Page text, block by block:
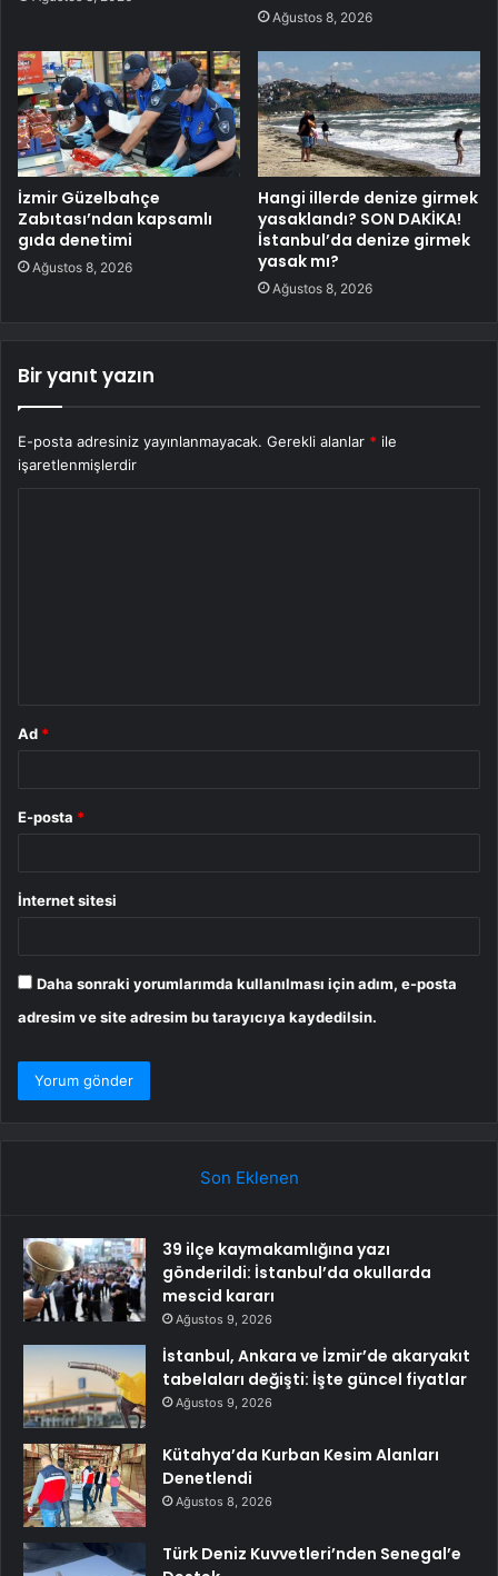
Ağustos 8, 2026
İzmir Güzelbahçe
Zabıtası’ndan kapsamlı
gıda denetimi
Ağustos 8, 2026
Hangi illerde denize girmek
yasaklandı? SON DAKİKA!
İstanbul’da denize girmek
yasak mı?
Ağustos 8, 2026
Bir yanıt yazın
E-posta adresiniz yayınlanmayacak. Gerekli alanlar * ile
işaretlenmişlerdir
Ad *
E-posta *
İnternet sitesi
Daha sonraki yorumlarımda kullanılması için adım, e-posta
adresim ve site adresim bu tarayıcıya kaydedilsin.
Son Eklenen
39 ilçe kaymakamlığına yazı
gönderildi: İstanbul’da okullarda
mescid kararı
Ağustos 9, 2026
İstanbul, Ankara ve İzmir’de akaryakıt
tabelaları değişti: İşte güncel fiyatlar
Ağustos 9, 2026
Kütahya’da Kurban Kesim Alanları
Denetlendi
Ağustos 8, 2026
Türk Deniz Kuvvetleri’nden Senegal’e